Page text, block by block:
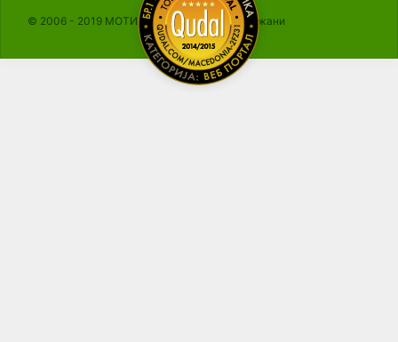
© 2006 - 2019 МОТИКА, Сите права се задржани